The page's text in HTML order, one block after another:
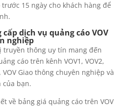
15 ngày cho khách hàng để
dịch vụ quảng cáo VOV
nghiệp
truyền thông uy tín mang đến
cáo trên kênh VOV1, VOV2,
VOV Giao thông chuyên nghiệp và
của bạn.
về bảng giá quảng cáo trên VOV